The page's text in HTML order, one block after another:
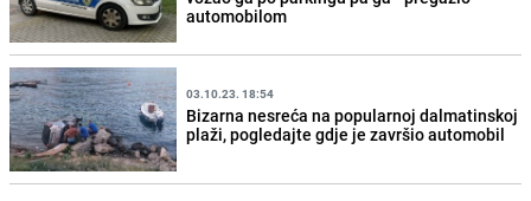
automobilom
03.10.23. 18:54
Bizarna nesreća na popularnoj dalmatinskoj
plaži, pogledajte gdje je završio automobil